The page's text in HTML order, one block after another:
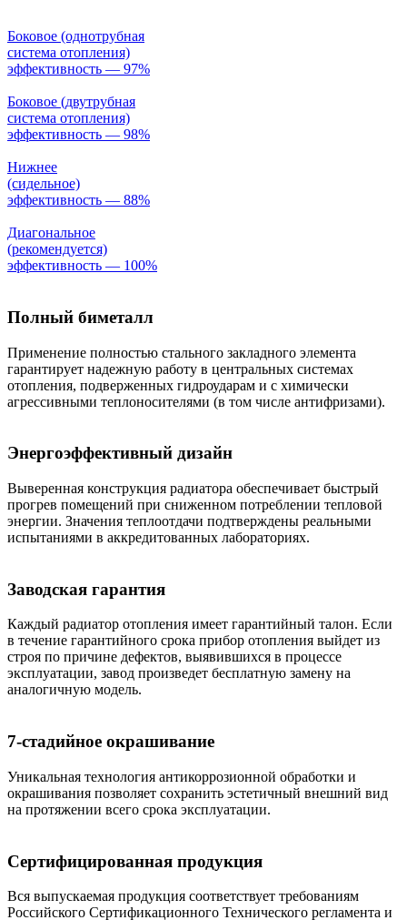
Боковое (однотрубная
система отопления)
эффективность — 97%
Боковое (двутрубная
система отопления)
эффективность — 98%
Нижнее
(сидельное)
эффективность — 88%
Диагональное
(рекомендуется)
эффективность — 100%
Полный биметалл
Применение полностью стального закладного элемента
гарантирует надежную работу в центральных системах
отопления, подверженных гидроударам и с химически
агрессивными теплоносителями (в том числе антифризами).
Энергоэффективный дизайн
Выверенная конструкция радиатора обеспечивает быстрый
прогрев помещений при сниженном потреблении тепловой
энергии. Значения теплоотдачи подтверждены реальными
испытаниями в аккредитованных лабораториях.
Заводская гарантия
Каждый радиатор отопления имеет гарантийный талон. Если
в течение гарантийного срока прибор отопления выйдет из
строя по причине дефектов, выявившихся в процессе
эксплуатации, завод произведет бесплатную замену на
аналогичную модель.
7-стадийное окрашивание
Уникальная технология антикоррозионной обработки и
окрашивания позволяет сохранить эстетичный внешний вид
на протяжении всего срока эксплуатации.
Сертифицированная продукция
Вся выпускаемая продукция соответствует требованиям
Российского Сертификационного Технического регламента и